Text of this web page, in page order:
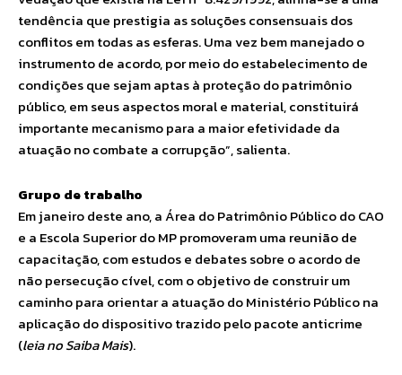
tendência que prestigia as soluções consensuais dos
conflitos em todas as esferas. Uma vez bem manejado o
instrumento de acordo, por meio do estabelecimento de
condições que sejam aptas à proteção do patrimônio
público, em seus aspectos moral e material, constituirá
importante mecanismo para a maior efetividade da
atuação no combate a corrupção”, salienta.
Grupo de trabalho
Em janeiro deste ano, a Área do Patrimônio Público do CAO
e a Escola Superior do MP promoveram uma reunião de
capacitação, com estudos e debates sobre o acordo de
não persecução cível, com o objetivo de construir um
caminho para orientar a atuação do Ministério Público na
aplicação do dispositivo trazido pelo pacote anticrime
(leia no Saiba Mais).